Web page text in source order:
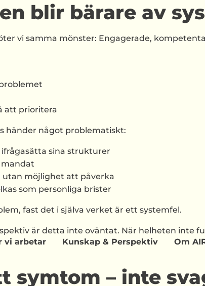
vi arbetar Kunskap & Perspektiv Om
blir bärare av
vi samma mönster: Engagerade,
att prioritera
händer något problematiskt:
sina strukturer
möjlighet att påverka
som personliga brister
fast det i själva verket är ett systemfel.
är detta inte oväntat. När helheten inte
symtom – inte